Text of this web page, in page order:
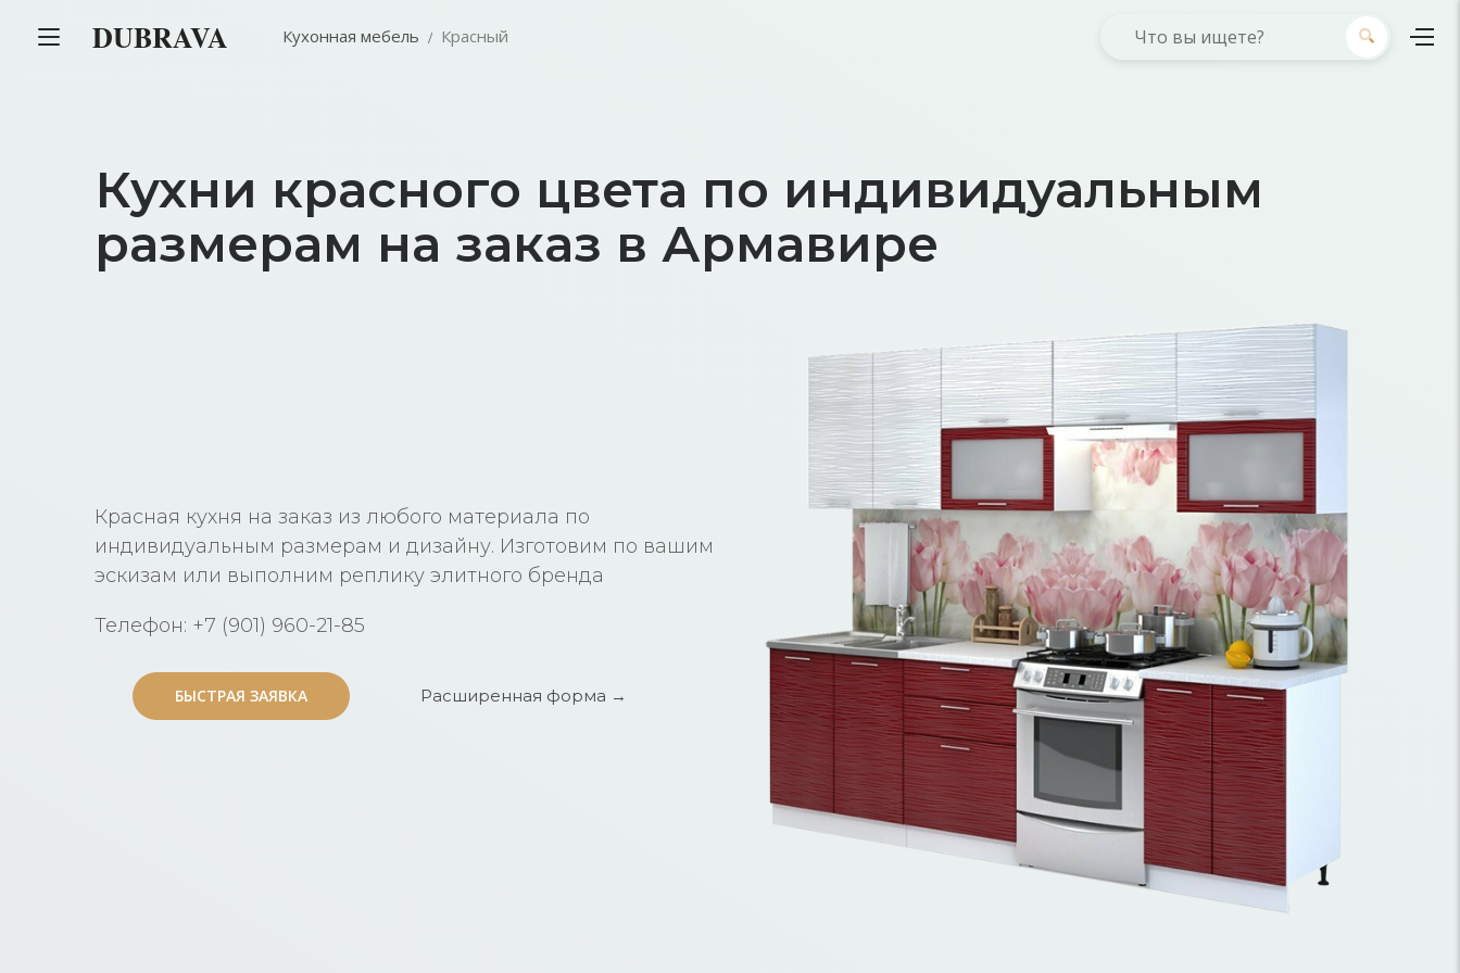
Кухни красного цвета по индивидуальным
размерам на заказ в Армавире
Красная кухня на заказ из любого материала по
индивидуальным размерам и дизайну. Изготовим по вашим
эскизам или выполним реплику элитного бренда
Телефон: +7 (901) 960-21-85
БЫСТРАЯ ЗАЯВКА
БЫСТРАЯ ЗАЯВКА Расширенная форма →
DUBRAVA Кухонная мебель Красный